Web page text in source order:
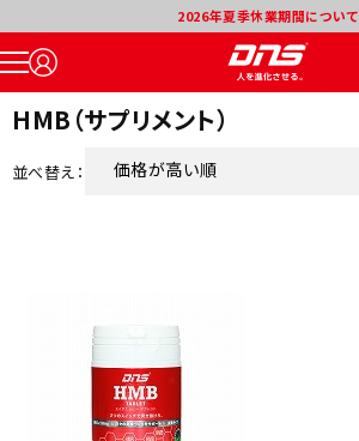
2026年夏季休業期間について
HMB（サプリメント）
並べ替え： 価格が高い順